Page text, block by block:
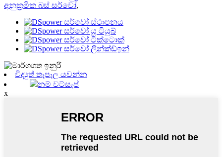
අනුක්‍රමික බස් සර්වෝ,
විද්‍යුත් තැපෑල යවන්න
නම් වට්සැප්
x